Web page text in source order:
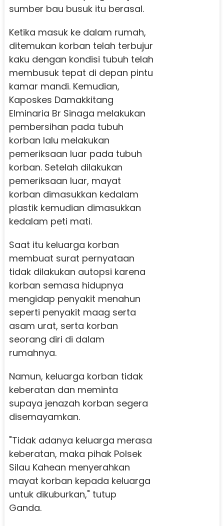
sumber bau busuk itu berasal.
Ketika masuk ke dalam rumah,
ditemukan korban telah terbujur
kaku dengan kondisi tubuh telah
membusuk tepat di depan pintu
kamar mandi. Kemudian,
Kaposkes Damakkitang
Elminaria Br Sinaga melakukan
pembersihan pada tubuh
korban lalu melakukan
pemeriksaan luar pada tubuh
korban. Setelah dilakukan
pemeriksaan luar, mayat
korban dimasukkan kedalam
plastik kemudian dimasukkan
kedalam peti mati.
Saat itu keluarga korban
membuat surat pernyataan
tidak dilakukan autopsi karena
korban semasa hidupnya
mengidap penyakit menahun
seperti penyakit maag serta
asam urat, serta korban
seorang diri di dalam
rumahnya.
Namun, keluarga korban tidak
keberatan dan meminta
supaya jenazah korban segera
disemayamkan.
"Tidak adanya keluarga merasa
keberatan, maka pihak Polsek
Silau Kahean menyerahkan
mayat korban kepada keluarga
untuk dikuburkan," tutup
Ganda.